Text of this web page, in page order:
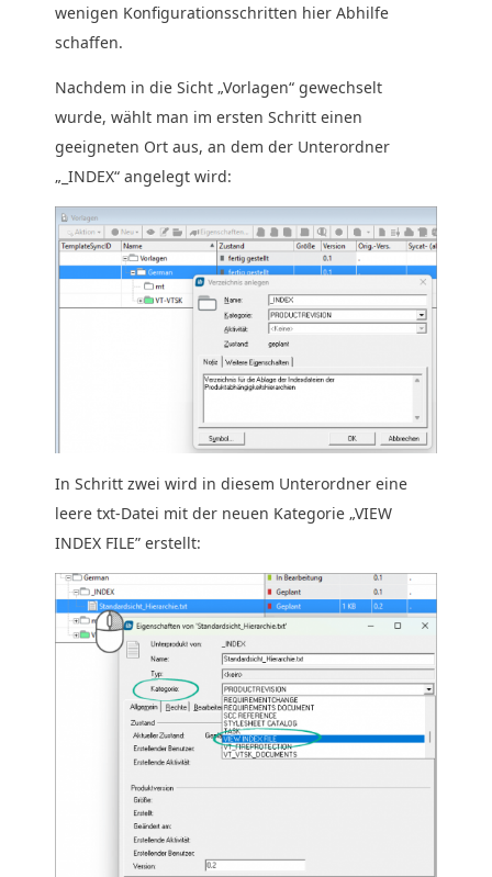
wenigen Konfigurationsschritten hier Abhilfe
schaffen.
Nachdem in die Sicht „Vorlagen“ gewechselt
wurde, wählt man im ersten Schritt einen
geeigneten Ort aus, an dem der Unterordner
„_INDEX“ angelegt wird:
In Schritt zwei wird in diesem Unterordner eine
leere txt-Datei mit der neuen Kategorie „VIEW
INDEX FILE” erstellt: